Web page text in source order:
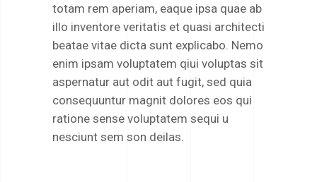
totam rem aperiam, eaque ipsa quae ab
illo inventore veritatis et quasi architecti
beatae vitae dicta sunt explicabo. Nemo
enim ipsam voluptatem qiui voluptas sit
aspernatur aut odit aut fugit, sed quia
consequuntur magnit dolores eos qui
ratione sense voluptatem sequi u
nesciunt sem son deilas.